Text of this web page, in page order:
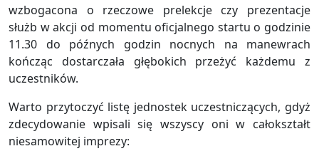
wzbogacona o rzeczowe prelekcje czy prezentacje
służb w akcji od momentu oficjalnego startu o godzinie
11.30 do późnych godzin nocnych na manewrach
kończąc dostarczała głębokich przeżyć każdemu z
uczestników.
Warto przytoczyć listę jednostek uczestniczących, gdyż
zdecydowanie wpisali się wszyscy oni w całokształt
niesamowitej imprezy: